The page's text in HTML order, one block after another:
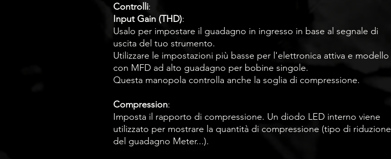
Controlli:
Input Gain (THD):
Usalo per impostare il guadagno in ingresso in base al segnale di
uscita del tuo strumento.
Utilizzare le impostazioni più basse per l'elettronica attiva e modello
con MFD ad alto guadagno per bobine singole.
Questa manopola controlla anche la soglia di compressione.
Compression:
Imposta il rapporto di compressione. Un diodo LED interno viene
utilizzato per mostrare la quantità di compressione (tipo di riduzione
del guadagno Meter...).